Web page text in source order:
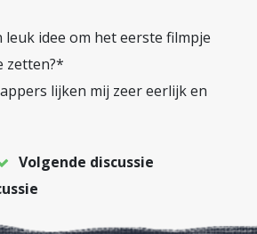
leuk idee om het eerste filmpje
zetten?*
lijken mij zeer eerlijk en
Volgende discussie